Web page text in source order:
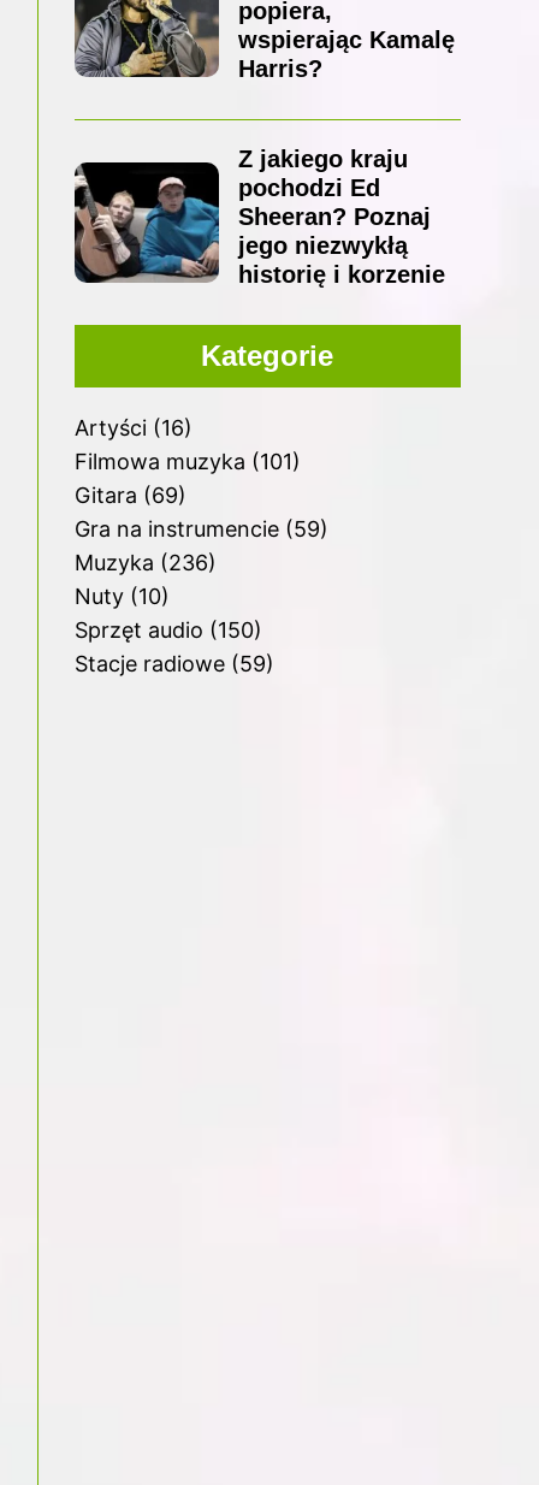
popiera,
wspierając Kamalę
Harris?
Z jakiego kraju
pochodzi Ed
Sheeran? Poznaj
jego niezwykłą
historię i korzenie
Kategorie
Artyści(16)
Filmowa muzyka (101)
Gitara (69)
Gra na instrumencie(59)
Muzyka (236)
Nuty(10)
Sprzęt audio (150)
Stacje radiowe(59)